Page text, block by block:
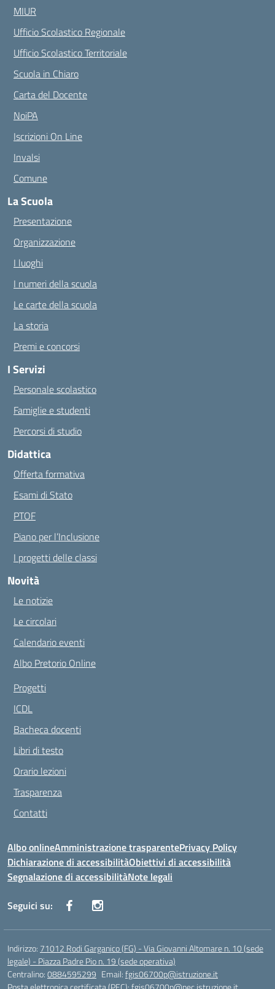
MIUR
Ufficio Scolastico Regionale
Ufficio Scolastico Territoriale
Scuola in Chiaro
Carta del Docente
NoiPA
Iscrizioni On Line
Invalsi
Comune
La Scuola
Presentazione
Organizzazione
I luoghi
I numeri della scuola
Le carte della scuola
La storia
Premi e concorsi
I Servizi
Personale scolastico
Famiglie e studenti
Percorsi di studio
Didattica
Offerta formativa
Esami di Stato
PTOF
Piano per l’Inclusione
I progetti delle classi
Novità
Le notizie
Le circolari
Calendario eventi
Albo Pretorio Online
Progetti
ICDL
Bacheca docenti
Libri di testo
Orario lezioni
Trasparenza
Contatti
Albo onlineAmministrazione trasparentePrivacy Policy
Dichiarazione di accessibilitàObiettivi di accessibilità
Segnalazione di accessibilitàNote legali
Seguici su:
Indirizzo: 71012 Rodi Garganico (FG) - Via Giovanni Altomare n. 10 (sede
legale) - Piazza Padre Pio n. 19 (sede operativa)
Centralino:0884595299 Email:fgis06700p@istruzione.it